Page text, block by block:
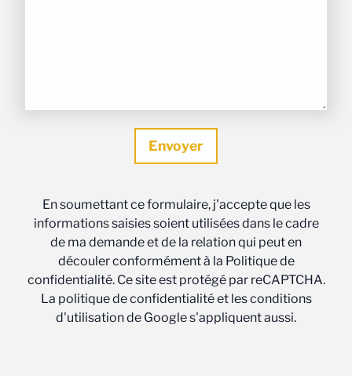
En soumettant ce formulaire, j'accepte que les
informations saisies soient utilisées dans le cadre
de ma demande et de la relation qui peut en
découler conformément à la Politique de
confidentialité. Ce site est protégé par reCAPTCHA.
La politique de confidentialité et les conditions
d'utilisation de Google s'appliquent aussi.